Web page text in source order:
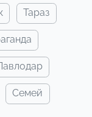
тараз
павлодар
семей